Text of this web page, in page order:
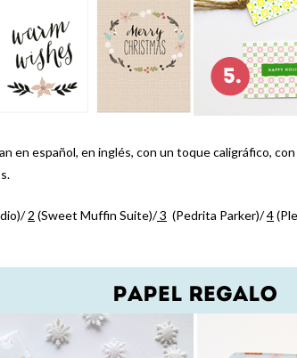
en español, en inglés, con un toque caligráfico,
2 (Sweet Muffin Suite)/3 (Pedrita Parker)/4